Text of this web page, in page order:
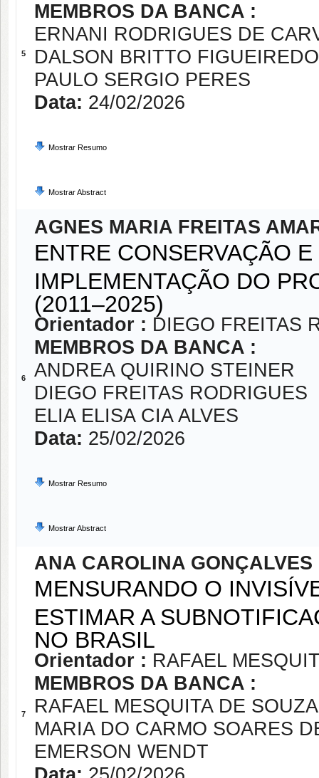
5
MEMBROS DA BANCA :
ERNANI RODRIGUES DE
DALSON BRITTO
PAULO SERGIO PERES
Data: 24/02/2026
Mostrar Resumo
Mostrar Abstract
6
AGNES MARIA FREITAS
ENTRE CONSERVAÇÃO
IMPLEMENTAÇÃO DO
(2011–2025)
Orientador : DIEGO FREITAS
MEMBROS DA BANCA :
ANDREA QUIRINO STEINER
DIEGO FREITAS RODRIGUES
ELIA ELISA CIA ALVES
Data: 25/02/2026
Mostrar Resumo
Mostrar Abstract
7
ANA CAROLINA
MENSURANDO O
ESTIMAR A
NO BRASIL
Orientador : RAFAEL
MEMBROS DA BANCA :
RAFAEL MESQUITA DE
MARIA DO CARMO SOARES
EMERSON WENDT